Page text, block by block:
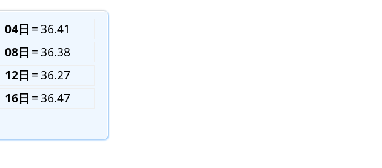
04日
36.41
08日
36.38
12日
36.27
16日
36.47